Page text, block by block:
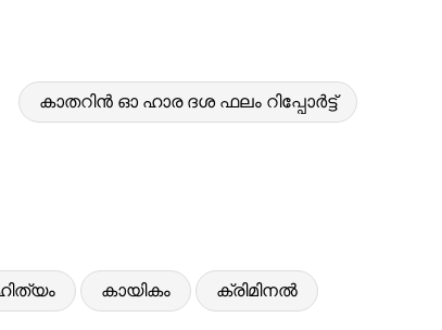
കാതറിൻ ഓ ഹാര ദശ ഫലം റിപ്പോർട്ട്
കായികം ക്രിമിനൽ